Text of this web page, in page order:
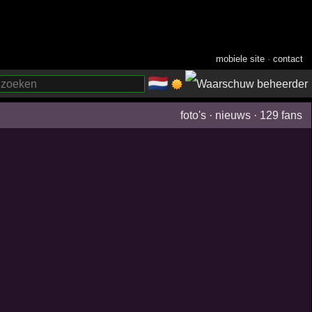
mobiele site ·contact
🇳🇱
foto's · nieuws · 129 fans